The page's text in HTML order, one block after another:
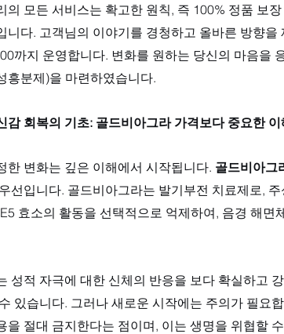
의 모든 서비스는 확고한 원칙, 즉 100% 정품 보
니다. 고객님의 이야기를 경청하고 올바른 방향
까지 운영합니다. 변화를 원하는 당신의 마음을
흥분제)을 마련하였습니다.
감 회복의 기초: 골드비아그라 가격보다 중요한 이
한 변화는 깊은 이해에서 시작됩니다. 골드비아그
선입니다. 골드비아그라는 발기부전 치료제로,
효소의 활동을 선택적으로 억제하여, 음경 해
성적 자극에 대한 신체의 반응을 보다 확실하고
있습니다. 그러나 새로운 시작에는 주의가 필요
을 절대 금지한다는 점이며, 이는 생명을 위협할